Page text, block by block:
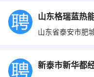
山东省泰安市肥